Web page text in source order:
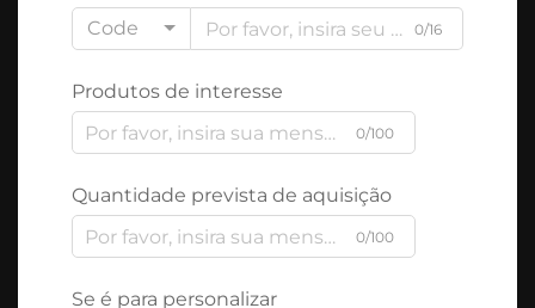
Code
0/16
Produtos de interesse
0/100
Quantidade prevista de aquisição
0/100
Se é para personalizar